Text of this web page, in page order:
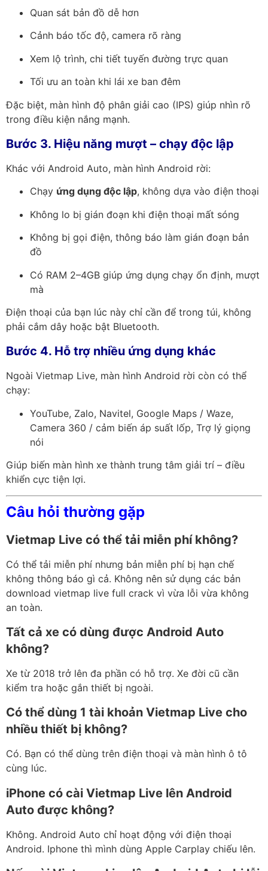
Quan sát bản đồ dễ hơn
Cảnh báo tốc độ, camera rõ ràng
Xem lộ trình, chi tiết tuyến đường trực quan
Tối ưu an toàn khi lái xe ban đêm
Đặc biệt, màn hình độ phân giải cao (IPS) giúp nhìn rõ
trong điều kiện nắng mạnh.
Bước 3. Hiệu năng mượt – chạy độc lập
Khác với Android Auto, màn hình Android rời:
Chạy ứng dụng độc lập, không dựa vào điện thoại
Không lo bị gián đoạn khi điện thoại mất sóng
Không bị gọi điện, thông báo làm gián đoạn bản
đồ
Có RAM 2–4GB giúp ứng dụng chạy ổn định, mượt
mà
Điện thoại của bạn lúc này chỉ cần để trong túi, không
phải cắm dây hoặc bật Bluetooth.
Bước 4. Hỗ trợ nhiều ứng dụng khác
Ngoài Vietmap Live, màn hình Android rời còn có thể
chạy:
YouTube, Zalo, Navitel, Google Maps / Waze,
Camera 360 / cảm biến áp suất lốp, Trợ lý giọng
nói
Giúp biến màn hình xe thành trung tâm giải trí – điều
khiển cực tiện lợi.
Câu hỏi thường gặp
Vietmap Live có thể tải miễn phí không?
Có thể tải miễn phí nhưng bản miễn phí bị hạn chế
không thông báo gì cả. Không nên sử dụng các bản
download vietmap live full crack vì vừa lỗi vừa không
an toàn.
Tất cả xe có dùng được Android Auto
không?
Xe từ 2018 trở lên đa phần có hỗ trợ. Xe đời cũ cần
kiểm tra hoặc gắn thiết bị ngoài.
Có thể dùng 1 tài khoản Vietmap Live cho
nhiều thiết bị không?
Có. Bạn có thể dùng trên điện thoại và màn hình ô tô
cùng lúc.
iPhone có cài Vietmap Live lên Android
Auto được không?
Không. Android Auto chỉ hoạt động với điện thoại
Android. Iphone thì mình dùng Apple Carplay chiếu lên.